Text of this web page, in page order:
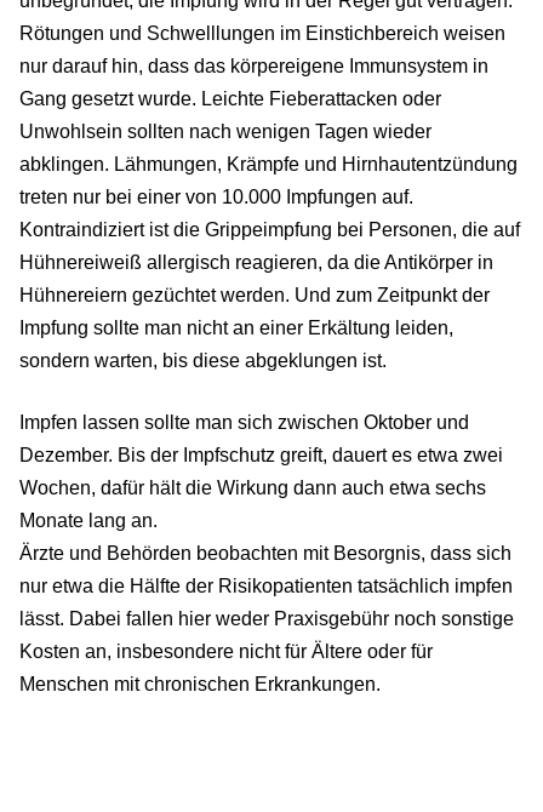
Rötungen und Schwelllungen im Einstichbereich weisen
nur darauf hin, dass das körpereigene Immunsystem in
Gang gesetzt wurde. Leichte Fieberattacken oder
Unwohlsein sollten nach wenigen Tagen wieder
abklingen. Lähmungen, Krämpfe und Hirnhautentzündung
treten nur bei einer von 10.000 Impfungen auf.
Kontraindiziert ist die Grippeimpfung bei Personen, die auf
Hühnereiweiß allergisch reagieren, da die Antikörper in
Hühnereiern gezüchtet werden. Und zum Zeitpunkt der
Impfung sollte man nicht an einer Erkältung leiden,
sondern warten, bis diese abgeklungen ist.
Impfen lassen sollte man sich zwischen Oktober und
Dezember. Bis der Impfschutz greift, dauert es etwa zwei
Wochen, dafür hält die Wirkung dann auch etwa sechs
Monate lang an.
Ärzte und Behörden beobachten mit Besorgnis, dass sich
nur etwa die Hälfte der Risikopatienten tatsächlich impfen
lässt. Dabei fallen hier weder Praxisgebühr noch sonstige
Kosten an, insbesondere nicht für Ältere oder für
Menschen mit chronischen Erkrankungen.